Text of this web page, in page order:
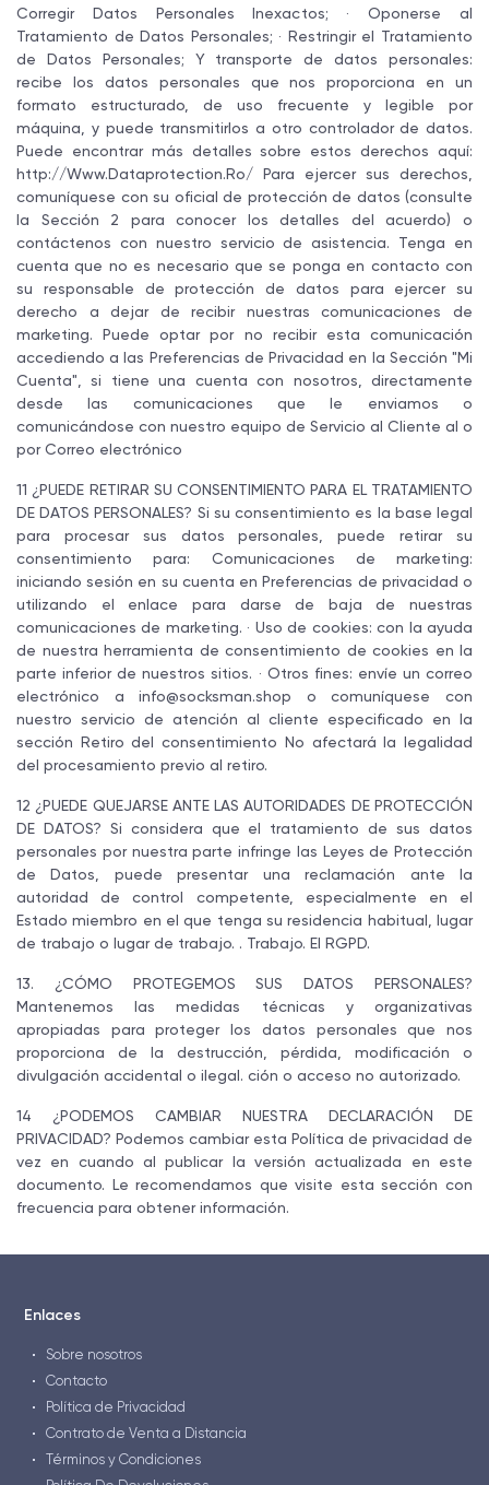
Corregir Datos Personales Inexactos; · Oponerse al
Tratamiento de Datos Personales; · Restringir el Tratamiento
de Datos Personales; Y transporte de datos personales:
recibe los datos personales que nos proporciona en un
formato estructurado, de uso frecuente y legible por
máquina, y puede transmitirlos a otro controlador de datos.
Puede encontrar más detalles sobre estos derechos aquí:
http://Www.Dataprotection.Ro/ Para ejercer sus derechos,
comuníquese con su oficial de protección de datos (consulte
la Sección 2 para conocer los detalles del acuerdo) o
contáctenos con nuestro servicio de asistencia. Tenga en
cuenta que no es necesario que se ponga en contacto con
su responsable de protección de datos para ejercer su
derecho a dejar de recibir nuestras comunicaciones de
marketing. Puede optar por no recibir esta comunicación
accediendo a las Preferencias de Privacidad en la Sección "Mi
Cuenta", si tiene una cuenta con nosotros, directamente
desde las comunicaciones que le enviamos o
comunicándose con nuestro equipo de Servicio al Cliente al o
por Correo electrónico
11 ¿PUEDE RETIRAR SU CONSENTIMIENTO PARA EL TRATAMIENTO
DE DATOS PERSONALES? Si su consentimiento es la base legal
para procesar sus datos personales, puede retirar su
consentimiento para: Comunicaciones de marketing:
iniciando sesión en su cuenta en Preferencias de privacidad o
utilizando el enlace para darse de baja de nuestras
comunicaciones de marketing. · Uso de cookies: con la ayuda
de nuestra herramienta de consentimiento de cookies en la
parte inferior de nuestros sitios. · Otros fines: envíe un correo
electrónico ainfo@socksman.shop o comuníquese con
nuestro servicio de atención al cliente especificado en la
sección Retiro del consentimiento No afectará la legalidad
del procesamiento previo al retiro.
12 ¿PUEDE QUEJARSE ANTE LAS AUTORIDADES DE PROTECCIÓN
DE DATOS? Si considera que el tratamiento de sus datos
personales por nuestra parte infringe las Leyes de Protección
de Datos, puede presentar una reclamación ante la
autoridad de control competente, especialmente en el
Estado miembro en el que tenga su residencia habitual, lugar
de trabajo o lugar de trabajo. . Trabajo. El RGPD.
13. ¿CÓMO PROTEGEMOS SUS DATOS PERSONALES?
Mantenemos las medidas técnicas y organizativas
apropiadas para proteger los datos personales que nos
proporciona de la destrucción, pérdida, modificación o
divulgación accidental o ilegal. ción o acceso no autorizado.
14 ¿PODEMOS CAMBIAR NUESTRA DECLARACIÓN DE
PRIVACIDAD? Podemos cambiar esta Política de privacidad de
vez en cuando al publicar la versión actualizada en este
documento. Le recomendamos que visite esta sección con
frecuencia para obtener información.
Enlaces
Sobre nosotros
Contacto
Política de Privacidad
Contrato de Venta a Distancia
Términos y Condiciones